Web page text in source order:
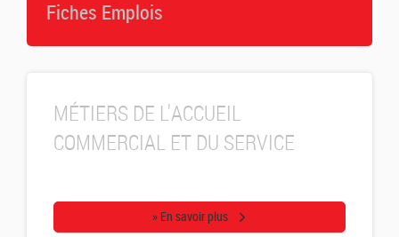
Fiches Emplois
MÉTIERS DE L'ACCUEIL
COMMERCIAL ET DU SERVICE
» En savoir plus